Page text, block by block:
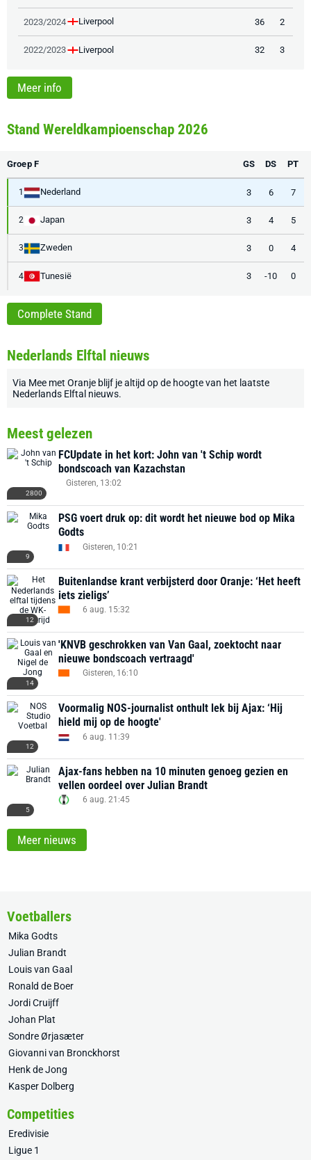
2023/2024 Liverpool 36 2
2022/2023 Liverpool 32 3
Meer info
Stand Wereldkampioenschap 2026
Groep F GS DS PT
1 Nederland 3 6 7
2 Japan 3 4 5
3 Zweden 3 0 4
4 Tunesië 3 -10 0
Complete Stand
Nederlands Elftal nieuws
Via Mee met Oranje blijf je altijd op de hoogte van het laatste
Nederlands Elftal nieuws.
Meest gelezen
2800
FCUpdate in het kort: John van 't Schip wordt
bondscoach van Kazachstan
Gisteren, 13:02
9
PSG voert druk op: dit wordt het nieuwe bod op Mika
Godts
Gisteren, 10:21
12
Buitenlandse krant verbijsterd door Oranje: ‘Het heeft
iets zieligs’
6 aug. 15:32
14
'KNVB geschrokken van Van Gaal, zoektocht naar
nieuwe bondscoach vertraagd'
Gisteren, 16:10
12
Voormalig NOS-journalist onthult lek bij Ajax: ‘Hij
hield mij op de hoogte'
6 aug. 11:39
5
Ajax-fans hebben na 10 minuten genoeg gezien en
vellen oordeel over Julian Brandt
6 aug. 21:45
Meer nieuws
Voetballers
Mika Godts
Julian Brandt
Louis van Gaal
Ronald de Boer
Jordi Cruijff
Johan Plat
Sondre Ørjasæter
Giovanni van Bronckhorst
Henk de Jong
Kasper Dolberg
Competities
Eredivisie
Ligue 1